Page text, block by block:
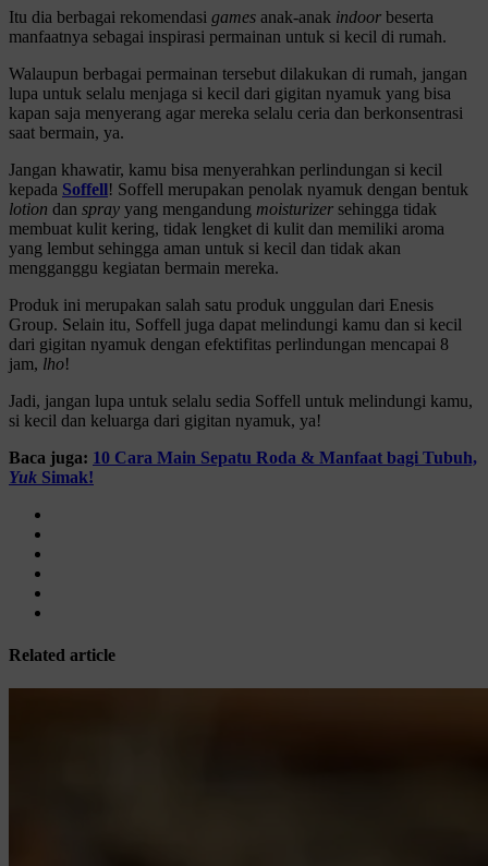
Itu dia berbagai rekomendasi games anak-anak indoor beserta
manfaatnya sebagai inspirasi permainan untuk si kecil di rumah.
Walaupun berbagai permainan tersebut dilakukan di rumah, jangan
lupa untuk selalu menjaga si kecil dari gigitan nyamuk yang bisa
kapan saja menyerang agar mereka selalu ceria dan berkonsentrasi
saat bermain, ya.
Jangan khawatir, kamu bisa menyerahkan perlindungan si kecil
kepada Soffell! Soffell merupakan penolak nyamuk dengan bentuk
lotion dan spray yang mengandung moisturizer sehingga tidak
membuat kulit kering, tidak lengket di kulit dan memiliki aroma
yang lembut sehingga aman untuk si kecil dan tidak akan
mengganggu kegiatan bermain mereka.
Produk ini merupakan salah satu produk unggulan dari Enesis
Group. Selain itu, Soffell juga dapat melindungi kamu dan si kecil
dari gigitan nyamuk dengan efektifitas perlindungan mencapai 8
jam, lho!
Jadi, jangan lupa untuk selalu sedia Soffell untuk melindungi kamu,
si kecil dan keluarga dari gigitan nyamuk, ya!
Baca juga: 10 Cara Main Sepatu Roda & Manfaat bagi Tubuh,
Yuk Simak!
Related article